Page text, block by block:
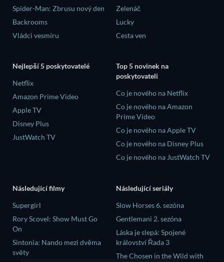
Spider-Man: Zbrusu nový den
Backrooms
Vládci vesmíru
Zelenáč
Lucky
Cesta ven
Nejlepší 5 poskytovatelé
Netflix
Amazon Prime Video
Apple TV
Disney Plus
JustWatch TV
Top 5 novinek na
poskytovateli
Co je nového na Netflix
Co je nového na Amazon
Prime Video
Co je nového na Apple TV
Co je nového na Disney Plus
Co je nového na JustWatch TV
Následující filmy
Supergirl
Rory Scovel: Show Must Go
On
Sintonia: Nando mezi dvěma
světy
Následující seriály
Slow Horses 6. sezóna
Gentlemani 2. sezóna
Láska je slepá: Spojené
království Řada 3
The Chosen in the Wild with